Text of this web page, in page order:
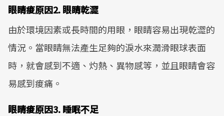
眼睛痠原因2. 眼睛乾澀
由於環境因素或長時間的用眼，眼睛容易出現乾澀的
情況。當眼睛無法產生足夠的淚水來潤滑眼球表面
時，就會感到不適、灼熱、異物感等，並且眼睛會容
易感到痠痛。
眼睛痠原因3. 睡眠不足